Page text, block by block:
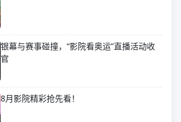
银幕与赛事碰撞，“影院看奥运”直播活动收
官
8月影院精彩抢先看！